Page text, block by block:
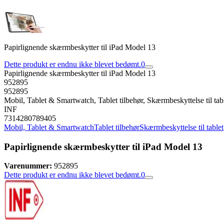
Papirlignende skærmbeskytter til iPad Model 13
Dette produkt er endnu ikke blevet bedømt.0
Papirlignende skærmbeskytter til iPad Model 13
952895
952895
Mobil, Tablet & Smartwatch, Tablet tilbehør, Skærmbeskyttelse til
INF
7314280789405
Mobil, Tablet & SmartwatchTablet tilbehørSkærmbeskyttelse til tablet
Papirlignende skærmbeskytter til iPad Model 13
Varenummer: 952895
Dette produkt er endnu ikke blevet bedømt.0